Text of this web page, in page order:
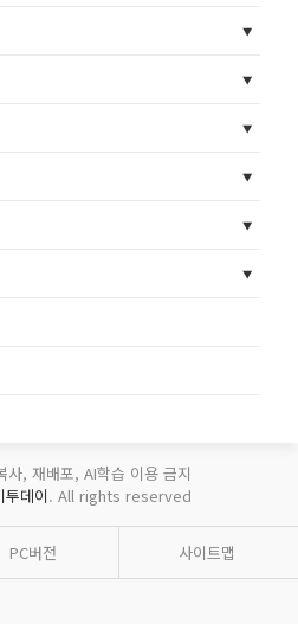
사, 재배포, AI학습 이용 금지
투데이. All rights reserved
PC버전 사이트맵